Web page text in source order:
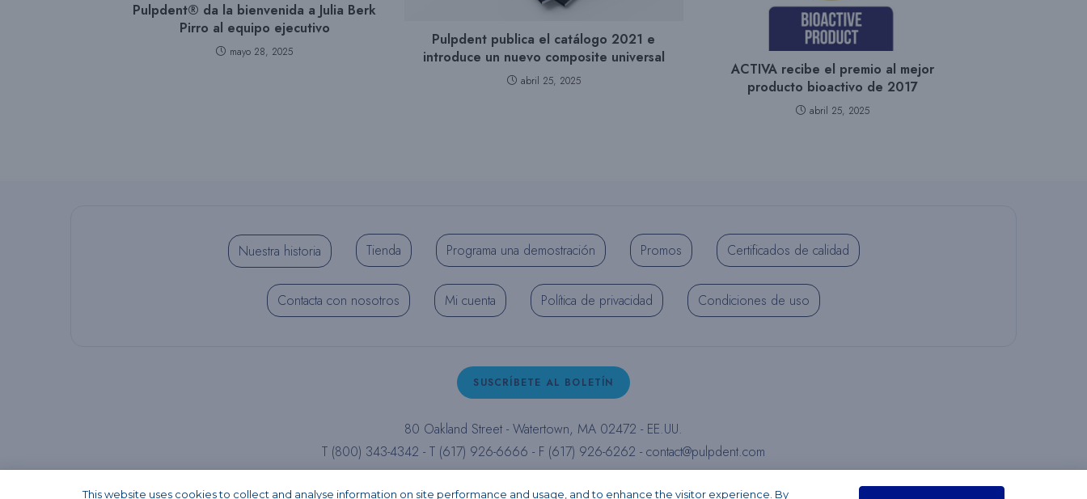
E
W
Pulpdent® da la bienvenida a Julia Berk
Pirro al equipo ejecutivo
mayo 28, 2025
Pulpdent publica el catálogo 2021 e
introduce un nuevo composite universal
abril 25, 2025
ACTIVA recibe el premio al mejor
producto bioactivo de 2017
abril 25, 2025
Nuestra historia Tienda Programa una demostración Promos Certificados de calidad
Contacta con nosotros Mi cuenta Política de privacidad Condiciones de uso
SUSCRÍBETE AL BOLETÍN
80 Oakland Street - Watertown, MA 02472 - EE.UU.
T (800) 343-4342 - T (617) 926-6666 - F (617) 926-6262 - contact@pulpdent.com
FacebookInstagramLinkedIn
X YouTube
This website uses cookies to collect and analyse information on site performance and usage, and to enhance the visitor experience. By